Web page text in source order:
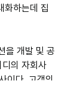
화하는데 집
을 개발 및 공
의 자회사
이다. 고객의